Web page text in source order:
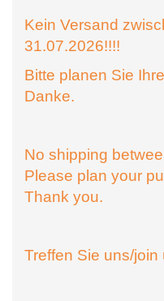
Kein Versand
31.07.2026!!!!
Bitte planen Sie
Danke.
No shipping
Please plan your
Thank you.
Treffen Sie uns/join